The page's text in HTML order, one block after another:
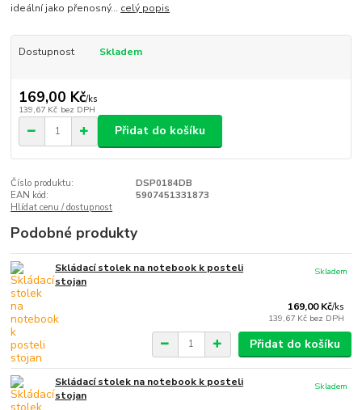
ideální jako přenosný... celý popis
Dostupnost Skladem
169,00 Kč/ks
139,67 Kč bez DPH
Přidat do košíku
Číslo produktu:
DSP0184DB
EAN kód:
5907451331873
Hlídat cenu / dostupnost
Podobné produkty
Skládací stolek na notebook k posteli
stojan
169,00 Kč/ks
139,67 Kč bez DPH
Skladem
Přidat do košíku
Skládací stolek na notebook k posteli
stojan
Skladem